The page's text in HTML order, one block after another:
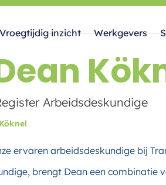
Vroegtijdig inzicht Werkgevers
Arbeidsdeskundige
ervaren arbeidsdeskundige bij
brengt Dean een combinatie